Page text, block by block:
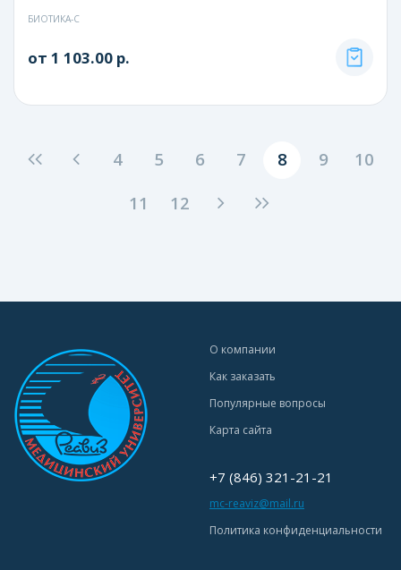
БИОТИКА-С
от 1 103.00 р.
4 5 6 7 8 9
10
11
12
О компании
Как заказать
Популярные вопросы
Карта сайта
+7 (846) 321-21-21
mc-reaviz@mail.ru
Политика конфиденциальности